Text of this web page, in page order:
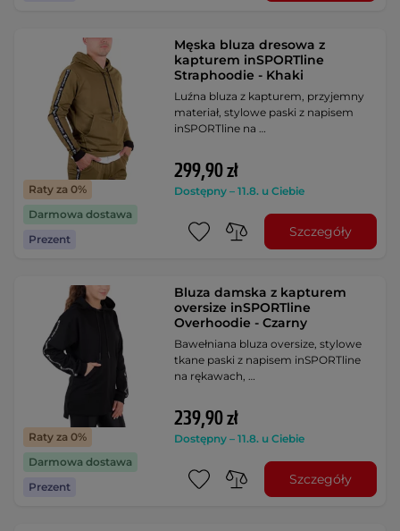
Raty za 0%
Darmowa dostawa
Prezent
Męska bluza dresowa z
kapturem inSPORTline
Straphoodie - Khaki
Luźna bluza z kapturem, przyjemny
materiał, stylowe paski z napisem
inSPORTline na …
299,90 zł
Dostępny – 11.8. u Ciebie
Szczegóły
Raty za 0%
Darmowa dostawa
Prezent
Bluza damska z kapturem
oversize inSPORTline
Overhoodie - Czarny
Bawełniana bluza oversize, stylowe
tkane paski z napisem inSPORTline
na rękawach, …
239,90 zł
Dostępny – 11.8. u Ciebie
Szczegóły